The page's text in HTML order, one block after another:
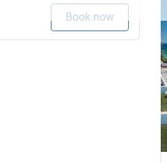
Book now